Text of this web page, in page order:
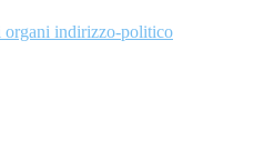
organi indirizzo-politico